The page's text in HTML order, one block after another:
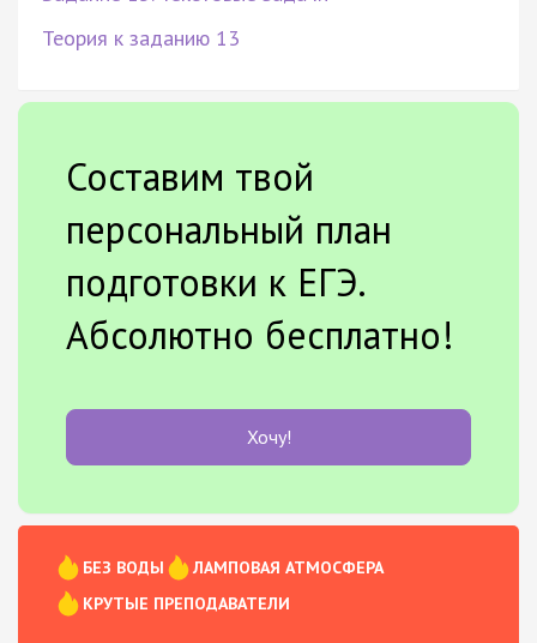
Теория к заданию 13
Составим твой
персональный план
подготовки к ЕГЭ.
Абсолютно бесплатно!
Хочу!
БЕЗ ВОДЫ
ЛАМПОВАЯ АТМОСФЕРА
КРУТЫЕ ПРЕПОДАВАТЕЛИ